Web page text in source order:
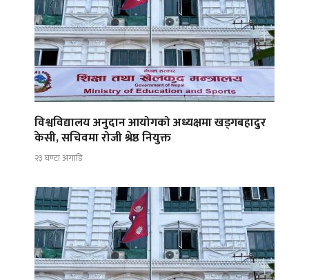
विश्वविद्यालय अनुदान आयोगको अध्यक्षमा खड्गबहादुर
केसी, सचिवमा रोजी श्रेष्ठ नियुक्त
२३ घण्टा अगाडि